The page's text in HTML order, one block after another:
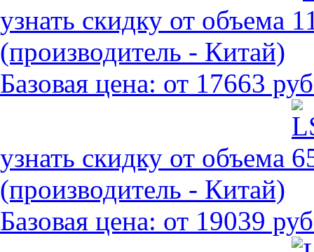
узнать скидку от объема
(производитель - Китай)
Базовая цена: от 17663
узнать скидку от объема
(производитель - Китай)
Базовая цена: от 19039